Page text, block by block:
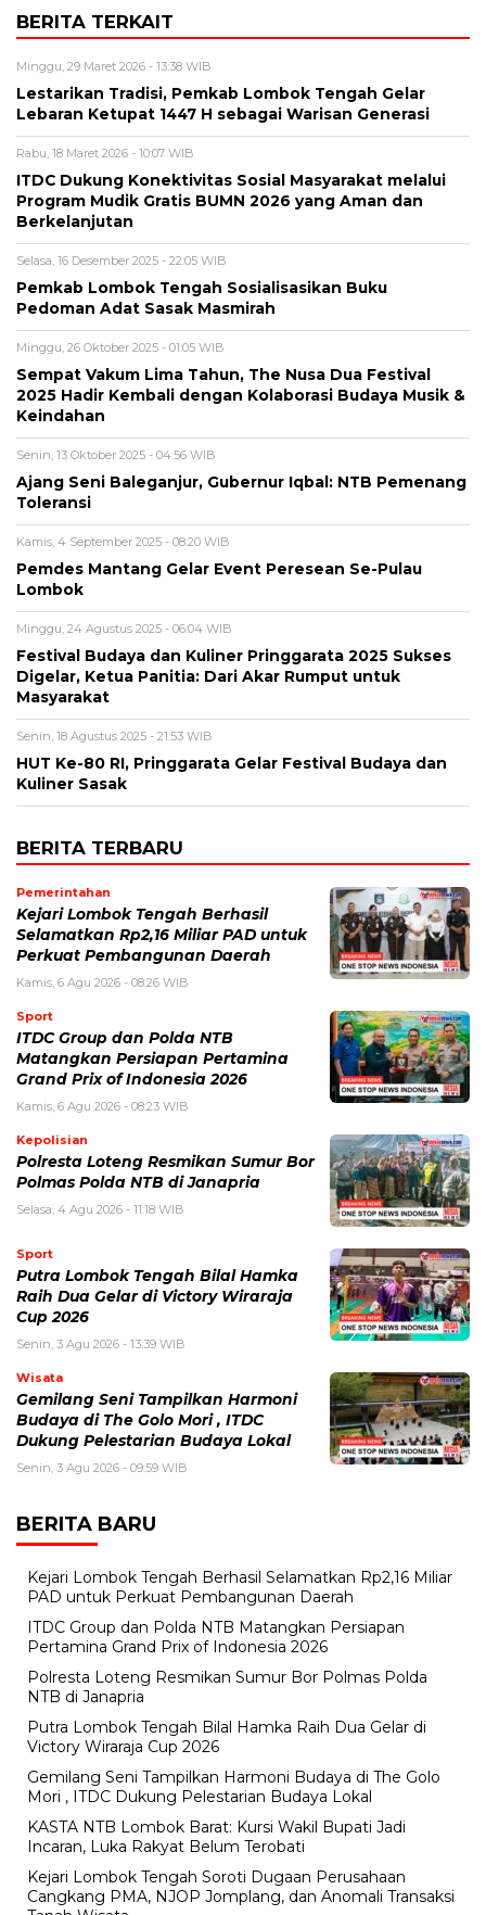
BERITA TERKAIT
Minggu, 29 Maret 2026 - 13:38 WIB
Lestarikan Tradisi, Pemkab Lombok Tengah Gelar
Lebaran Ketupat 1447 H sebagai Warisan Generasi
Rabu, 18 Maret 2026 - 10:07 WIB
ITDC Dukung Konektivitas Sosial Masyarakat melalui
Program Mudik Gratis BUMN 2026 yang Aman dan
Berkelanjutan
Selasa, 16 Desember 2025 - 22:05 WIB
Pemkab Lombok Tengah Sosialisasikan Buku
Pedoman Adat Sasak Masmirah
Minggu, 26 Oktober 2025 - 01:05 WIB
Sempat Vakum Lima Tahun, The Nusa Dua Festival
2025 Hadir Kembali dengan Kolaborasi Budaya Musik &
Keindahan
Senin, 13 Oktober 2025 - 04:56 WIB
Ajang Seni Baleganjur, Gubernur Iqbal: NTB Pemenang
Toleransi
Kamis, 4 September 2025 - 08:20 WIB
Pemdes Mantang Gelar Event Peresean Se-Pulau
Lombok
Minggu, 24 Agustus 2025 - 06:04 WIB
Festival Budaya dan Kuliner Pringgarata 2025 Sukses
Digelar, Ketua Panitia: Dari Akar Rumput untuk
Masyarakat
Senin, 18 Agustus 2025 - 21:53 WIB
HUT Ke-80 RI, Pringgarata Gelar Festival Budaya dan
Kuliner Sasak
BERITA TERBARU
Pemerintahan
Kejari Lombok Tengah Berhasil
Selamatkan Rp2,16 Miliar PAD untuk
Perkuat Pembangunan Daerah
Kamis, 6 Agu 2026 - 08:26 WIB
Sport
ITDC Group dan Polda NTB
Matangkan Persiapan Pertamina
Grand Prix of Indonesia 2026
Kamis, 6 Agu 2026 - 08:23 WIB
Kepolisian
Polresta Loteng Resmikan Sumur Bor
Polmas Polda NTB di Janapria
Selasa, 4 Agu 2026 - 11:18 WIB
Sport
Putra Lombok Tengah Bilal Hamka
Raih Dua Gelar di Victory Wiraraja
Cup 2026
Senin, 3 Agu 2026 - 13:39 WIB
Wisata
Gemilang Seni Tampilkan Harmoni
Budaya di The Golo Mori , ITDC
Dukung Pelestarian Budaya Lokal
Senin, 3 Agu 2026 - 09:59 WIB
BERITA BARU
Kejari Lombok Tengah Berhasil Selamatkan Rp2,16 Miliar
PAD untuk Perkuat Pembangunan Daerah
ITDC Group dan Polda NTB Matangkan Persiapan
Pertamina Grand Prix of Indonesia 2026
Polresta Loteng Resmikan Sumur Bor Polmas Polda
NTB di Janapria
Putra Lombok Tengah Bilal Hamka Raih Dua Gelar di
Victory Wiraraja Cup 2026
Gemilang Seni Tampilkan Harmoni Budaya di The Golo
Mori , ITDC Dukung Pelestarian Budaya Lokal
KASTA NTB Lombok Barat: Kursi Wakil Bupati Jadi
Incaran, Luka Rakyat Belum Terobati
Kejari Lombok Tengah Soroti Dugaan Perusahaan
Cangkang PMA, NJOP Jomplang, dan Anomali Transaksi